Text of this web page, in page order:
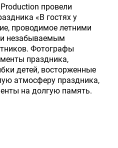
провели
«В гостях у
проводимое летними
незабываемым
Фотографы
праздника,
детей, восторженные
атмосферу праздника,
на долгую память.